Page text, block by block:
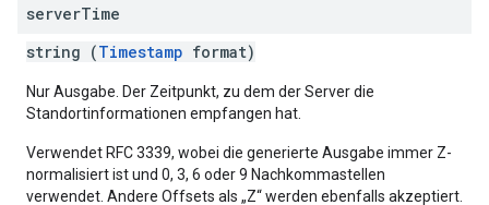
serverTime
string (Timestamp format)
Nur Ausgabe. Der Zeitpunkt, zu dem der Server die
Standortinformationen empfangen hat.
Verwendet RFC 3339, wobei die generierte Ausgabe immer Z-
normalisiert ist und 0, 3, 6 oder 9 Nachkommastellen
verwendet. Andere Offsets als „Z“ werden ebenfalls akzeptiert.